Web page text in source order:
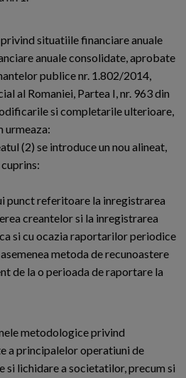
situatiile financiare anuale
anuale consolidate, aprobate
publice nr. 1.802/2014,
al Romaniei, Partea I, nr. 963 din
si completarile ulterioare,
urmeaza:
(2) se introduce un nou alineat,
punct referitoare la inregistrarea
creantelor si la inregistrarea
si cu ocazia raportarilor periodice
metoda de recunoastere
de la o perioada de raportare la
metodologice privind
a principalelor operatiuni de
si lichidare a societatilor, precum si